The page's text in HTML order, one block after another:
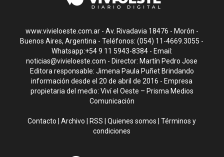
www.vivieloeste.com.ar - Av. Rivadavia 18476 - Morón -
Buenos Aires, Argentina - Teléfonos: (054) 11-4669.3055 -
Whatsapp:+54 9 11 5943-8384 - Email:
noticias@vivieloeste.com - Director: Martín Pedro Jose
Editora responsable: Jimena Paula Puñet Brindando
información desde el 20 de abril de 2016 - Empresa
propietaria del medio: Viví el Oeste – Prisma Medios
Comunicación
Contacto |Archivo RSS |Quienes somos |Términos y
condiciones